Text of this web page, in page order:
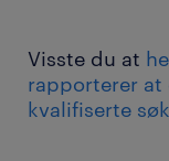
Visste du at
rapporterer at
kvalifiserte